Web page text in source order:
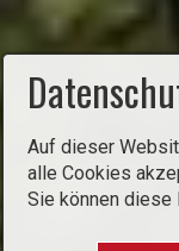
Auf dieser
alle Cookies
Sie können diese